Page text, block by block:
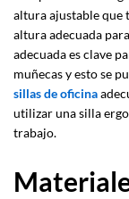
altura ajustable que
altura adecuada
adecuada es clave
muñecas y esto se
sillas de oficina
utilizar una silla
trabajo.